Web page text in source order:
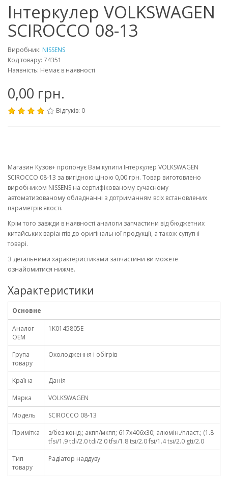
Інтеркулер VOLKSWAGEN
SCIROCCO 08-13
Виробник: NISSENS
Код товару: 74351
Наявність: Немає в наявності
0,00 грн.
Відгуків: 0
Магазин Кузов+ пропонує Вам купити Інтеркулер VOLKSWAGEN
SCIROCCO 08-13 за вигідною ціною 0,00 грн. Товар виготовлено
виробником NISSENS на сертифікованому сучасному
автоматизованому обладнанні з дотриманням всіх встановлених
параметрів якості.
Крім того завжди в наявності аналоги запчастини від бюджетних
китайських варіантів до оригінальної продукції, а також супутні
товарі.
З детальними характеристиками запчастини ви можете
ознайомитися нижче.
Характеристики
Основне
Аналог
OEM
1K0145805E
Група
товару
Охолодження і обігрів
Країна
Данія
Марка
VOLKSWAGEN
Модель
SCIROCCO 08-13
Примітка
з/без конд.; акпп/мкпп; 617x406x30; алюмін./пласт.; (1.8
tfsi/1.9 tdi/2.0 tdi/2.0 tfsi/1.8 tsi/2.0 fsi/1.4 tsi/2.0 gti/2.0
Тип
товару
Радіатор наддуву